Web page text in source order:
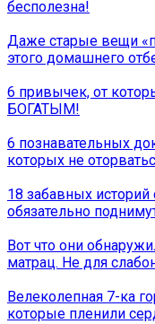
бесполезна!
Даже старые вещи
этого домашнего
6 привычек, от
БОГАТЫМ!
6 познавательных
которых не
18 забавных
обязательно
Вот что они
матрац. Не для
Велеколепная 7-ка
которые пленили